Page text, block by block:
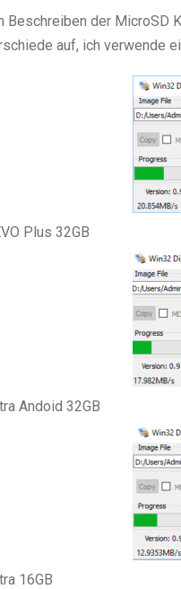
Beschreiben der MicroSD
auf, ich verwende
Plus 32GB
Andoid 32GB
16GB